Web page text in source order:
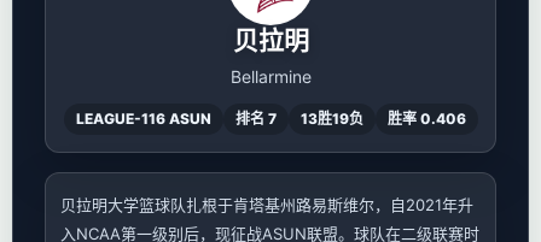
贝拉明
Bellarmine
LEAGUE-116 ASUN 排名 7 13胜19负 胜率 0.406
贝拉明大学篮球队扎根于肯塔基州路易斯维尔，自2021年升
入NCAA第一级别后，现征战ASUN联盟。球队在二级联赛时